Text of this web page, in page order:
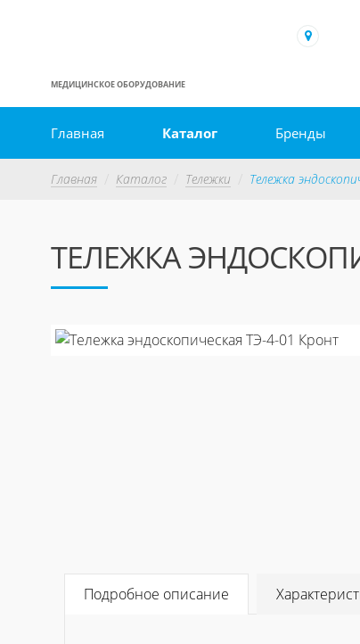
МЕДИЦИНСКОЕ ОБОРУДОВАНИЕ
Главная Каталог Бренды
Главная Каталог Тележки Тележка
ТЕЛЕЖКА
Подробное описание